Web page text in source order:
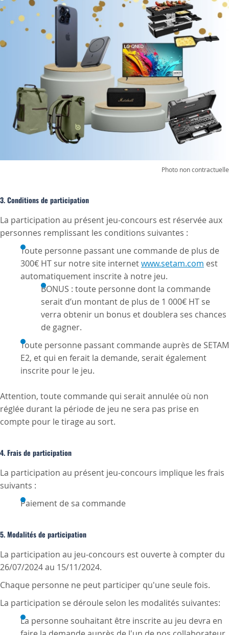
Photo non contractuelle
3. Conditions de participation
La participation au présent jeu-concours est réservée aux
personnes remplissant les conditions suivantes :
Toute personne passant une commande de plus de
300€ HT sur notre site internetwww.setam.com est
automatiquement inscrite à notre jeu.
BONUS : toute personne dont la commande
serait d’un montant de plus de 1 000€ HT se
verra obtenir un bonus et doublera ses chances
de gagner.
Toute personne passant commande auprès de SETAM
E2, et qui en ferait la demande, serait également
inscrite pour le jeu.
Attention, toute commande qui serait annulée où non
réglée durant la période de jeu ne sera pas prise en
compte pour le tirage au sort.
4. Frais de participation
La participation au présent jeu-concours implique les frais
suivants :
Paiement de sa commande
5. Modalités de participation
La participation au jeu-concours est ouverte à compter du
26/07/2024 au 15/11/2024.
Chaque personne ne peut participer qu'une seule fois.
La participation se déroule selon les modalités suivantes:
La personne souhaitant être inscrite au jeu devra en